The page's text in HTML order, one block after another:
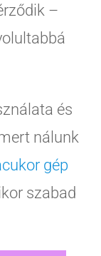
–
és
nálunk
gép
szabad